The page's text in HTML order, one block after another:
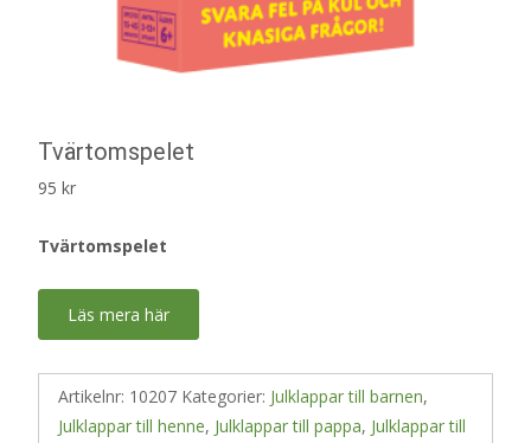
Tvärtomspelet
95 kr
Tvärtomspelet
Läs mera här
Artikelnr: 10207 Kategorier: Julklappar till barnen,
Julklappar till henne, Julklappar till pappa, Julklappar till